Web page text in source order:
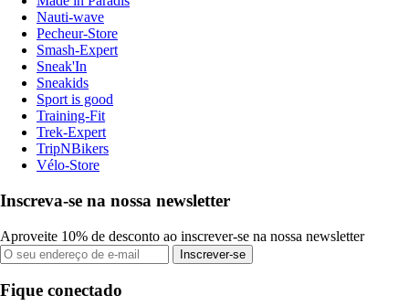
Nauti-wave
Pecheur-Store
Smash-Expert
Sneak'In
Sneakids
Sport is good
Training-Fit
Trek-Expert
TripNBikers
Vélo-Store
Inscreva-se na nossa newsletter
Aproveite 10% de desconto ao inscrever-se na nossa newsletter
Inscrever-se
Fique conectado